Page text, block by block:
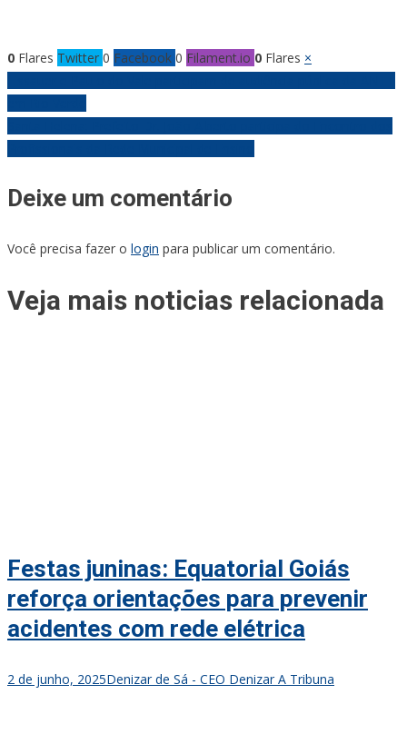
0 Flares Twitter 0 Facebook 0 Filament.io 0 Flares ×
Navegação
de
Post
Deixe um comentário
Você precisa fazer o login para publicar um comentário.
Veja mais noticias relacionada
Festas juninas: Equatorial Goiás
reforça orientações para prevenir
acidentes com rede elétrica
2 de junho, 2025Denizar de Sá - CEO Denizar A Tribuna